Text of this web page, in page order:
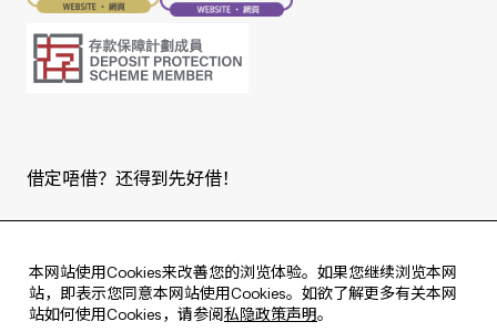
本网站使用Cookies来改善您的浏览体验。如果您继续浏览本网
站，即表示您同意本网站使用Cookies。如欲了解更多有关本网
站如何使用Cookies，请参阅 私隐政策声明。
借定唔借？还得到先好借！